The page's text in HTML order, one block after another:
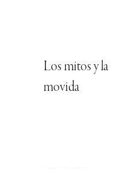
Los mitos y la
movida